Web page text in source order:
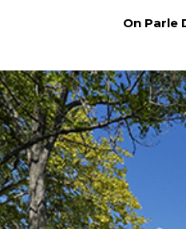
On Parle